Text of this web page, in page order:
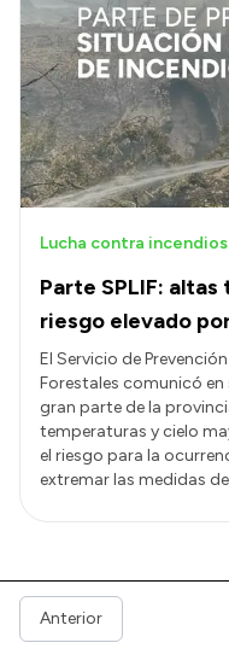
Parte SPLIF:
riesgo elevado
Lucha contra incendios
El Servicio de
Forestales comunicó en
gran parte de la
temperaturas y cielo
el riesgo para la
extremar las medidas
Anterior